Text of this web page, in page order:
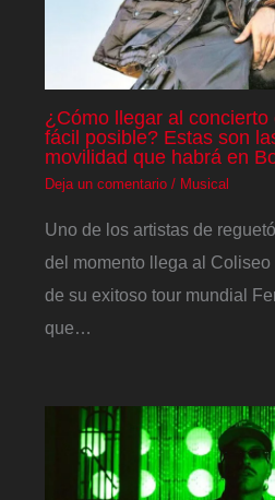
¿Cómo llegar al
fácil posible? Estas son
movilidad que habrá en
Deja un comentario / Musical
Uno de los artistas de
del momento llega al
de su exitoso tour mundial
que…